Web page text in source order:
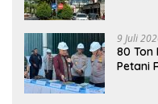
9 Juli
80 Ton
Petani